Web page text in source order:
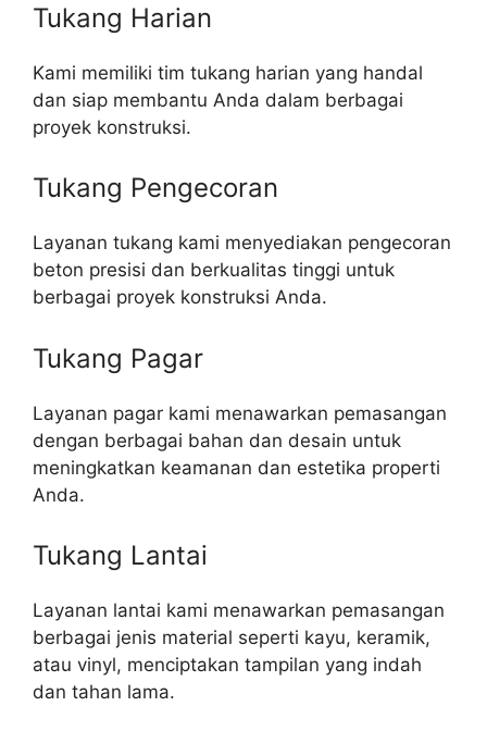
Tukang Harian
Kami memiliki tim tukang harian yang handal
dan siap membantu Anda dalam berbagai
proyek konstruksi.
Tukang Pengecoran
Layanan tukang kami menyediakan pengecoran
beton presisi dan berkualitas tinggi untuk
berbagai proyek konstruksi Anda.
Tukang Pagar
Layanan pagar kami menawarkan pemasangan
dengan berbagai bahan dan desain untuk
meningkatkan keamanan dan estetika properti
Anda.
Tukang Lantai
Layanan lantai kami menawarkan pemasangan
berbagai jenis material seperti kayu, keramik,
atau vinyl, menciptakan tampilan yang indah
dan tahan lama.